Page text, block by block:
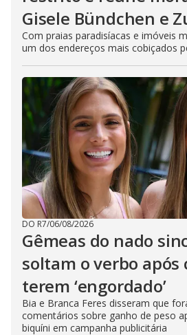
Gisele Bündchen e
Com praias paradisíacas e imóveis
um dos endereços mais cobiçados
DO R7/06/08/2026
Gêmeas do nado
soltam o verbo após
terem ‘engordado’
Bia e Branca Feres disseram que
comentários sobre ganho de peso
biquíni em campanha publicitária